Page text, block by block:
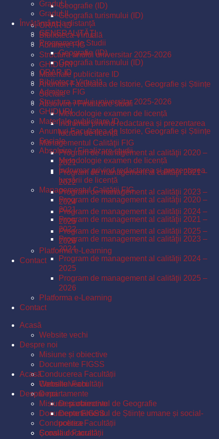
Geografie (ID)
Geografia turismului (ID)
ORAR ID
Biblioteca Virtuală
Admitere FIG
Structura anului universitar 2025-2026
GHIDURI
Materiale publicitare ID
Anunturi Facultatea de Istorie, Geografie și Științe
Sociale
Absolvire / Finalizare studii
Metodologie examen de licență
Îndrumar privind redactarea și prezentarea
lucrării de licență
Managementul Calităţii FIG
Program de management al calităţii 2020 –
2021
Program de management al calităţii 2021 –
2022
Program de management al calităţii 2023 –
2024
Program de management al calităţii 2024 –
2025
Program de management al calităţii 2025 –
2026
Platforma e-Learning
Contact
Gradul I
Gradul II
Învăţământ la distanţă
GENERALITĂŢI
Programe de Studii
Geografie (ID)
Geografia turismului (ID)
ORAR ID
Biblioteca Virtuală
Admitere FIG
Structura anului universitar 2025-2026
GHIDURI
Materiale publicitare ID
Anunturi Facultatea de Istorie, Geografie și Științe
Sociale
Absolvire / Finalizare studii
Metodologie examen de licență
Îndrumar privind redactarea și prezentarea
lucrării de licență
Managementul Calităţii FIG
Program de management al calităţii 2020 –
2021
Program de management al calităţii 2021 –
2022
Program de management al calităţii 2023 –
2024
Program de management al calităţii 2024 –
2025
Program de management al calităţii 2025 –
2026
Platforma e-Learning
Contact
Acasă
Website vechi
Despre noi
Misiune și obiective
Documente FIGSS
Conducerea Facultății
Consiliul Facultății
Departamente
Departamentul de Geografie
Departamentul de Științe umane și social-
politice
Școala doctorală
Acasă
Website vechi
Despre noi
Misiune și obiective
Documente FIGSS
Conducerea Facultății
Consiliul Facultății